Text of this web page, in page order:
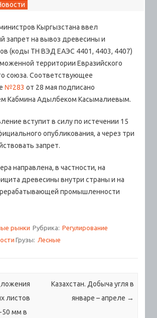
Кыргызстана ввел
запрет на вывоз древесины и
(коды ТН ВЭД ЕАЭС 4401, 4403, 4407)
территории Евразийского
союза. Соответствующее
№283 от 28 мая подписано
Кабмина Адылбеком Касымалиевым.
вступит в силу по истечении 15
опубликования, а через три
запрет.
в частности, на
древесины внутри страны и на
промышленности
рынки Рубрика: Регулирование
Грузы: Лесные
листов
50 мм в
Казахстан. Добыча угля в
январе – апреле →